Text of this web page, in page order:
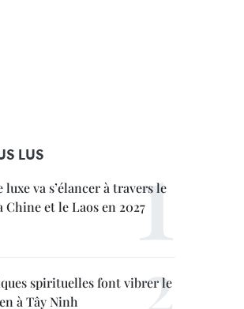
LUS
va s’élancer à travers le
Chine et le Laos en 2027
spirituelles font vibrer le
à Tây Ninh